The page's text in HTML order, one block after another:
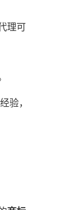
理可
验，